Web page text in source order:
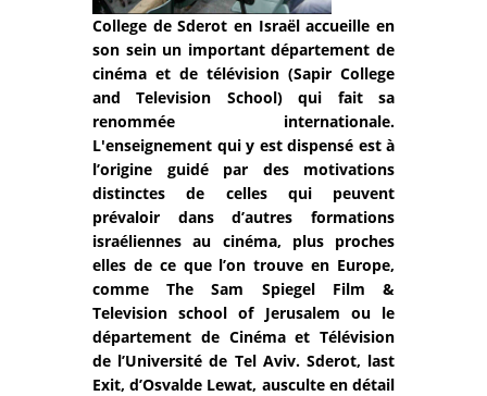
College de Sderot en Israël accueille en
son sein un important département de
cinéma et de télévision (Sapir College
and Television School) qui fait sa
renommée internationale.
L'enseignement qui y est dispensé est à
l’origine guidé par des motivations
distinctes de celles qui peuvent
prévaloir dans d’autres formations
israéliennes au cinéma, plus proches
elles de ce que l’on trouve en Europe,
comme The Sam Spiegel Film &
Television school of Jerusalem ou le
département de Cinéma et Télévision
de l’Université de Tel Aviv. Sderot, last
Exit, d’Osvalde Lewat, ausculte en détail